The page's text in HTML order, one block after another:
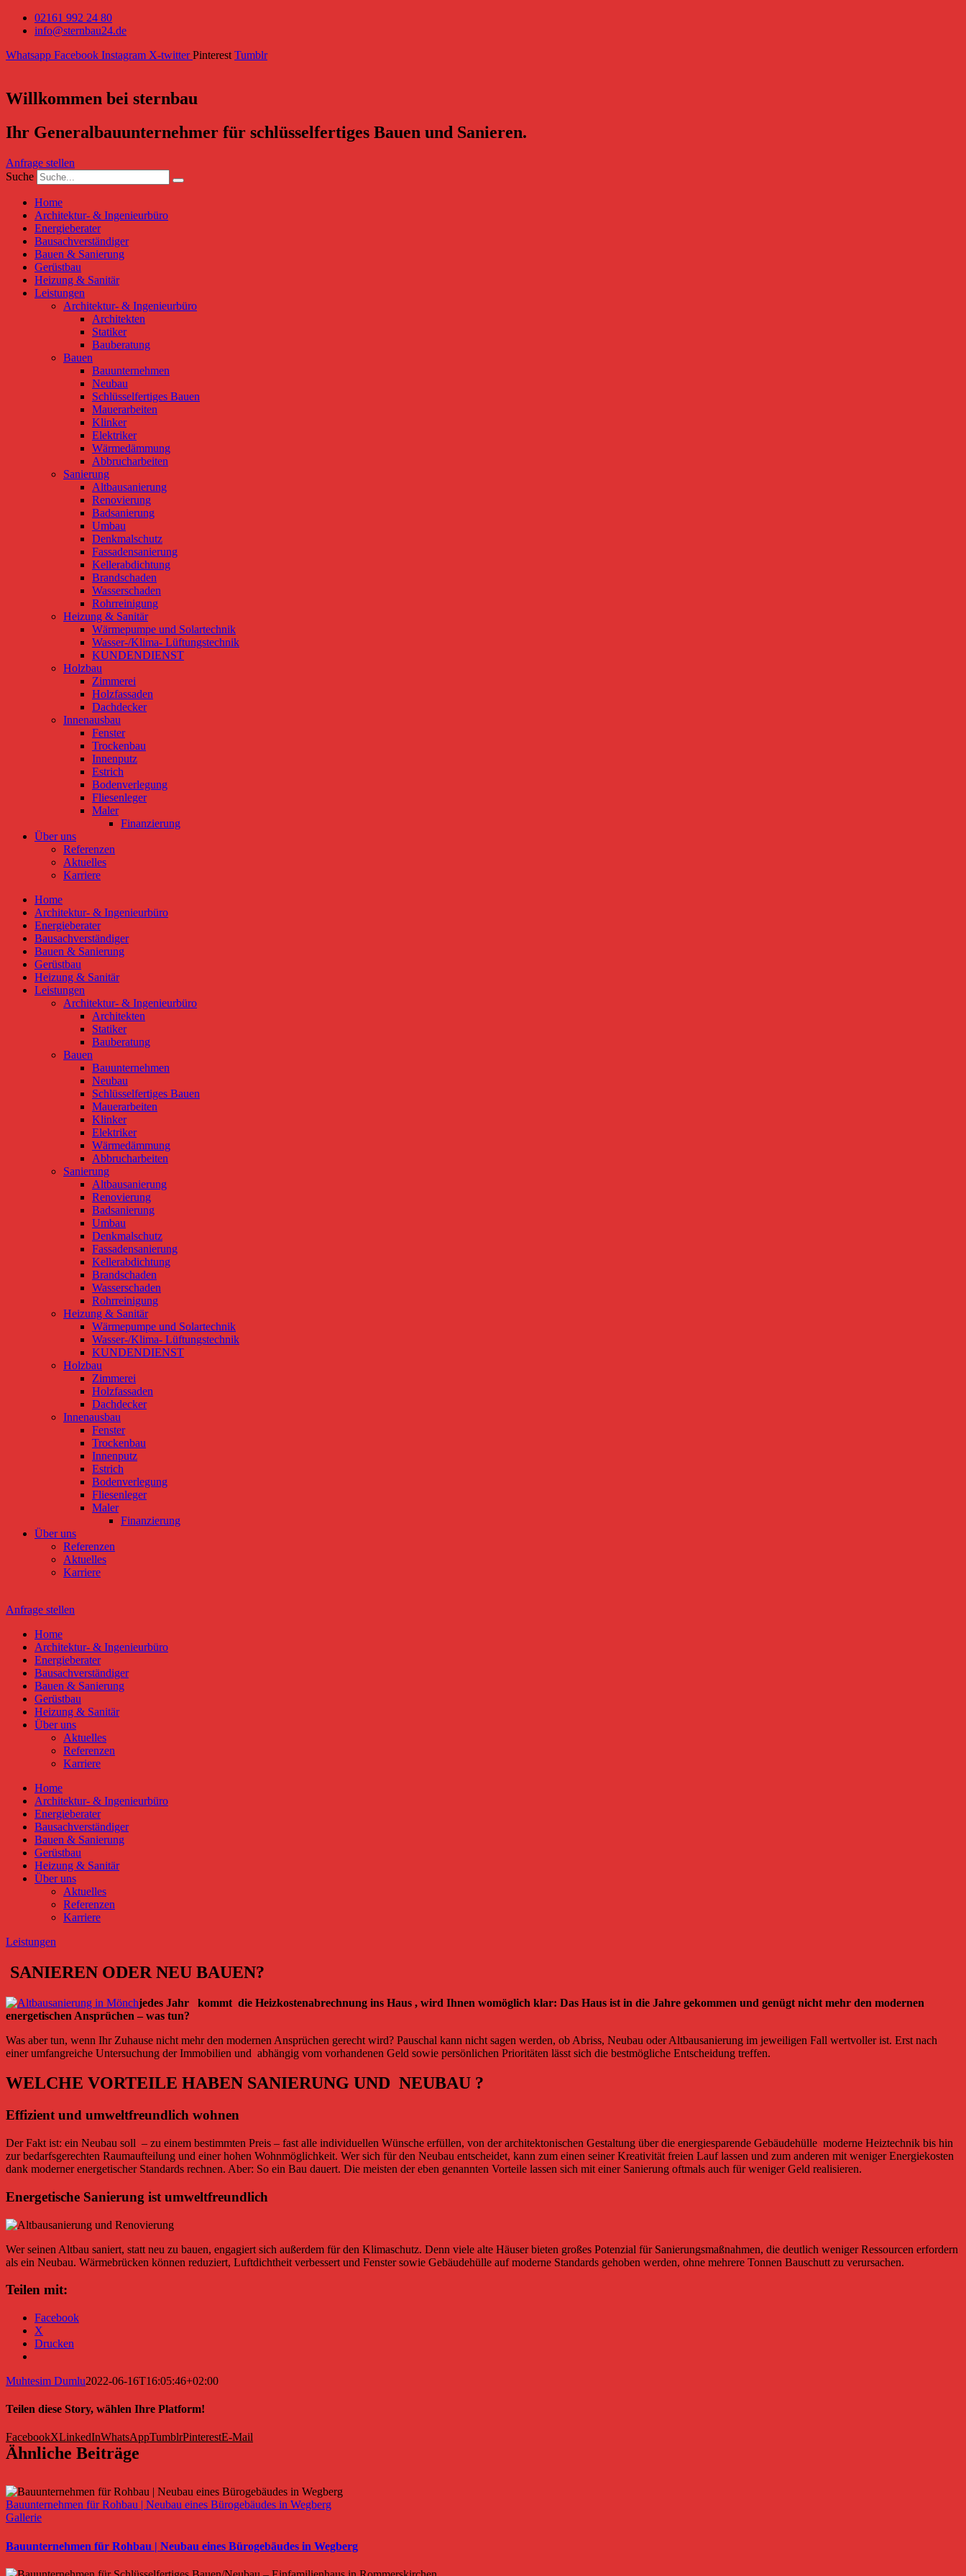
02161 992 24 80
info@sternbau24.de
Whatsapp Facebook Instagram X-twitter Pinterest Tumblr
Willkommen bei sternbau
Ihr Generalbauunternehmer für schlüsselfertiges Bauen und Sanieren.
Anfrage stellen
Suche
Home
Architektur- & Ingenieurbüro
Energieberater
Bausachverständiger
Bauen & Sanierung
Gerüstbau
Heizung & Sanitär
Leistungen
Architektur- & Ingenieurbüro
Architekten
Statiker
Bauberatung
Bauen
Bauunternehmen
Neubau
Schlüsselfertiges Bauen
Mauerarbeiten
Klinker
Elektriker
Wärmedämmung
Abbrucharbeiten
Sanierung
Altbausanierung
Renovierung
Badsanierung
Umbau
Denkmalschutz
Fassadensanierung
Kellerabdichtung
Brandschaden
Wasserschaden
Rohrreinigung
Heizung & Sanitär
Wärmepumpe und Solartechnik
Wasser-/Klima- Lüftungstechnik
KUNDENDIENST
Holzbau
Zimmerei
Holzfassaden
Dachdecker
Innenausbau
Fenster
Trockenbau
Innenputz
Estrich
Bodenverlegung
Fliesenleger
Maler
Finanzierung
Über uns
Referenzen
Aktuelles
Karriere
Home
Architektur- & Ingenieurbüro
Energieberater
Bausachverständiger
Bauen & Sanierung
Gerüstbau
Heizung & Sanitär
Leistungen
Architektur- & Ingenieurbüro
Architekten
Statiker
Bauberatung
Bauen
Bauunternehmen
Neubau
Schlüsselfertiges Bauen
Mauerarbeiten
Klinker
Elektriker
Wärmedämmung
Abbrucharbeiten
Sanierung
Altbausanierung
Renovierung
Badsanierung
Umbau
Denkmalschutz
Fassadensanierung
Kellerabdichtung
Brandschaden
Wasserschaden
Rohrreinigung
Heizung & Sanitär
Wärmepumpe und Solartechnik
Wasser-/Klima- Lüftungstechnik
KUNDENDIENST
Holzbau
Zimmerei
Holzfassaden
Dachdecker
Innenausbau
Fenster
Trockenbau
Innenputz
Estrich
Bodenverlegung
Fliesenleger
Maler
Finanzierung
Über uns
Referenzen
Aktuelles
Karriere
Anfrage stellen
Home
Architektur- & Ingenieurbüro
Energieberater
Bausachverständiger
Bauen & Sanierung
Gerüstbau
Heizung & Sanitär
Über uns
Aktuelles
Referenzen
Karriere
Home
Architektur- & Ingenieurbüro
Energieberater
Bausachverständiger
Bauen & Sanierung
Gerüstbau
Heizung & Sanitär
Über uns
Aktuelles
Referenzen
Karriere
Leistungen
SANIEREN ODER NEU BAUEN?
jedes Jahr kommt die Heizkostenabrechnung ins Haus , wird Ihnen womöglich klar: Das Haus ist in die Jahre gekommen und genügt nicht mehr den modernen
energetischen Ansprüchen – was tun?
Was aber tun, wenn Ihr Zuhause nicht mehr den modernen Ansprüchen gerecht wird? Pauschal kann nicht sagen werden, ob Abriss, Neubau oder Altbausanierung im jeweiligen Fall wertvoller ist. Erst nach
einer umfangreiche Untersuchung der Immobilien und abhängig vom vorhandenen Geld sowie persönlichen Prioritäten lässt sich die bestmögliche Entscheidung treffen.
WELCHE VORTEILE HABEN SANIERUNG UND NEUBAU ?
Effizient und umweltfreundlich wohnen
Der Fakt ist: ein Neubau soll – zu einem bestimmten Preis – fast alle individuellen Wünsche erfüllen, von der architektonischen Gestaltung über die energiesparende Gebäudehülle moderne Heiztechnik bis hin
zur bedarfsgerechten Raumaufteilung und einer hohen Wohnmöglichkeit. Wer sich für den Neubau entscheidet, kann zum einen seiner Kreativität freien Lauf lassen und zum anderen mit weniger Energiekosten
dank moderner energetischer Standards rechnen. Aber: So ein Bau dauert. Die meisten der eben genannten Vorteile lassen sich mit einer Sanierung oftmals auch für weniger Geld realisieren.
Energetische Sanierung ist umweltfreundlich
Wer seinen Altbau saniert, statt neu zu bauen, engagiert sich außerdem für den Klimaschutz. Denn viele alte Häuser bieten großes Potenzial für Sanierungsmaßnahmen, die deutlich weniger Ressourcen erfordern
als ein Neubau. Wärmebrücken können reduziert, Luftdichtheit verbessert und Fenster sowie Gebäudehülle auf moderne Standards gehoben werden, ohne mehrere Tonnen Bauschutt zu verursachen.
Teilen mit:
Facebook
X
Drucken
Muhtesim Dumlu2022-06-16T16:05:46+02:00
Teilen diese Story, wählen Ihre Platform!
FacebookXLinkedInWhatsAppTumblrPinterestE-Mail
Ähnliche Beiträge
Bauunternehmen für Rohbau | Neubau eines Bürogebäudes in Wegberg
Gallerie
Bauunternehmen für Rohbau | Neubau eines Bürogebäudes in Wegberg